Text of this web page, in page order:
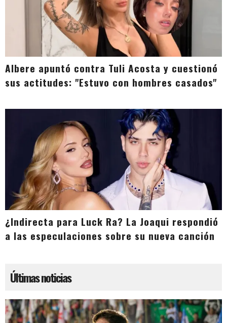
Albere apuntó contra Tuli Acosta y cuestionó
sus actitudes: "Estuvo con hombres casados"
¿Indirecta para Luck Ra? La Joaqui respondió
a las especulaciones sobre su nueva canción
Últimas noticias